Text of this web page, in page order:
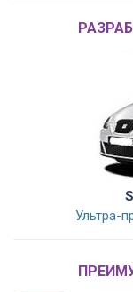
Ультра-